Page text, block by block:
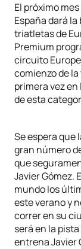
El próximo
España dará
triatletas de
Premium
circuito
comienzo de
primera vez
de esta
Se espera que
gran número
que
Javier Gómez.
mundo los
este verano y
correr en su
será en la
entrena Javier